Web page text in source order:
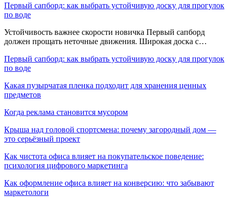
Первый сапборд: как выбрать устойчивую доску для прогулок
по воде
Устойчивость важнее скорости новичка Первый сапборд
должен прощать неточные движения. Широкая доска с…
Первый сапборд: как выбрать устойчивую доску для прогулок
по воде
Какая пузырчатая пленка подходит для хранения ценных
предметов
Когда реклама становится мусором
Крыша над головой спортсмена: почему загородный дом —
это серьёзный проект
Как чистота офиса влияет на покупательское поведение:
психология цифрового маркетинга
Как оформление офиса влияет на конверсию: что забывают
маркетологи